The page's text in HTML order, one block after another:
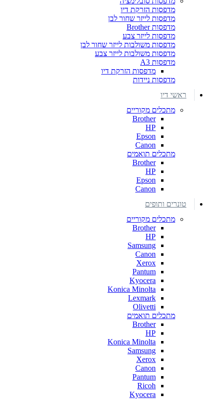
מדפסות הזרקת דיו
מדפסות לייזר שחור לבן
מדפסות Brother
מדפסות לייזר צבע
מדפסות משולבות לייזר שחור לבן
מדפסות משולבות לייזר צבע
מדפסות A3
מדפסות הזרקת דיו
מדפסות ניידות
ראשי דיו
מתכלים מקוריים
Brother
HP
Epson
Canon
מתכלים תואמים
Brother
HP
Epson
Canon
טונרים ותופים
מתכלים מקוריים
Brother
HP
Samsung
Canon
Xerox
Pantum
Kyocera
Konica Minolta
Lexmark
Olivetti
מתכלים תואמים
Brother
HP
Konica Minolta
Samsung
Xerox
Canon
Pantum
Ricoh
Kyocera